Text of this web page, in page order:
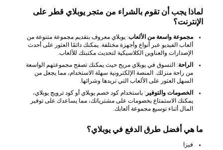
لماذا يجب أن تقوم بالشراء من متجر يوبلاي قطر على
الإنترنت؟
مجموعة واسعة من الألعاب: يوبلاي معروف بتقديم مجموعة متنوعة من
ألعاب الفيديو عبر أنواع وأجهزة مختلفة. يمكنك دائمًا العثور على أحدث
الإصدارات والعناوين الكلاسيكية لتحديث مكتبتك للألعاب.
الراحة: التسوق في يوبلاي مريح حيث يمكنك تصفح مجموعتهم الواسعة
من راحة منزلك. المنصة الإلكترونية سهلة الاستخدام، مما يجعل من
السهل العثور على الألعاب التي تريدها وشرائها.
الخصومات والتوفير : باستخدام كود خصم يوبلاي أو كود ترويج يوبلاي،
يمكنك الاستمتاع بخصومات على مشترياتك، مما يساعدك على توفير
المال أثناء توسيع مجموعة ألعابك.
ما هي أفضل طرق الدفع في يوبلاي؟
فيزا